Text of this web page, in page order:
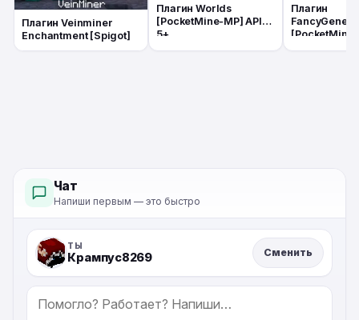
Плагин Veinminer
Enchantment [Spigot]
Плагин Worlds
[PocketMine-MP] API
5+
Плагин
[PocketMine-
Чат
Напиши первым — это быстро
ТЫ
Крампус8269 Сменить
СООБЩЕНИЕ